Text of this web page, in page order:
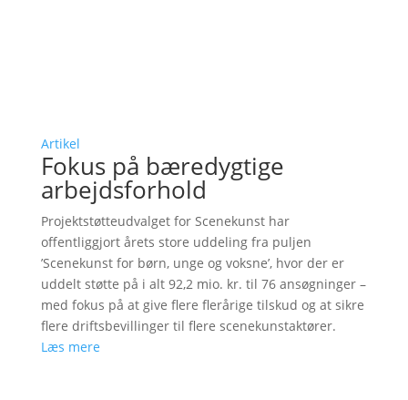
Artikel
Fokus på bæredygtige
arbejdsforhold
Projektstøtteudvalget for Scenekunst har
offentliggjort årets store uddeling fra puljen
’Scenekunst for børn, unge og voksne’, hvor der er
uddelt støtte på i alt 92,2 mio. kr. til 76 ansøgninger –
med fokus på at give flere flerårige tilskud og at sikre
flere driftsbevillinger til flere scenekunstaktører.
Læs mere